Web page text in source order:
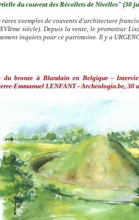
du couvent des Récollets de Nivelles" (30
rares exemples de couvents d'architecture
siècle). Depuis la vente, le promoteur
inquiets pour ce patrimoine. Il y a
du bronze à Blandain en Belgique -
Emmanuel LENFANT - Archeologia.be, 30